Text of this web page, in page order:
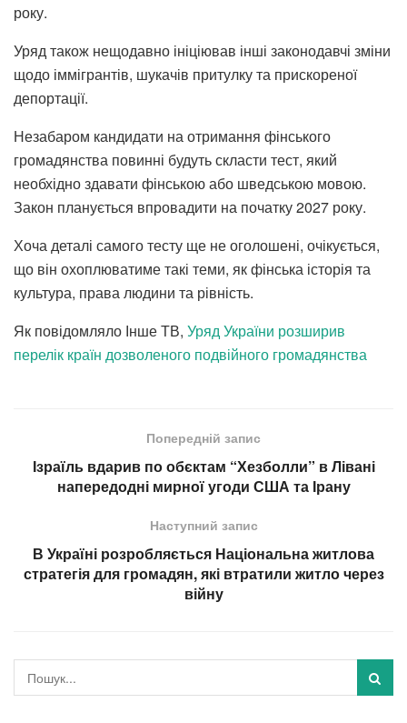
року.
Уряд також нещодавно ініціював інші законодавчі зміни
щодо іммігрантів, шукачів притулку та прискореної
депортації.
Незабаром кандидати на отримання фінського
громадянства повинні будуть скласти тест, який
необхідно здавати фінською або шведською мовою.
Закон планується впровадити на початку 2027 року.
Хоча деталі самого тесту ще не оголошені, очікується,
що він охоплюватиме такі теми, як фінська історія та
культура, права людини та рівність.
Як повідомляло Інше ТВ, Уряд України розширив
перелік країн дозволеного подвійного громадянства
Попередній запис
Ізраїль вдарив по обєктам “Хезболли” в Лівані
напередодні мирної угоди США та Ірану
Наступний запис
В Україні розробляється Національна житлова
стратегія для громадян, які втратили житло через
війну